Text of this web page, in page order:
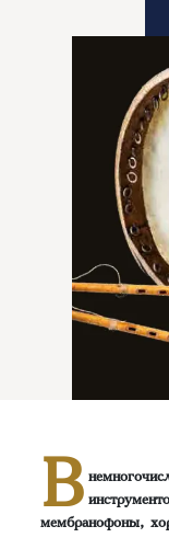
В
мембранофоны,